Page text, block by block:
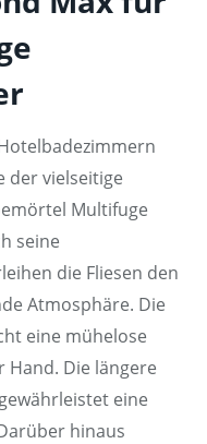
der vielseitige
Multifuge
seine
die Fliesen den
Atmosphäre. Die
eine mühelose
Die längere
eine
hinaus